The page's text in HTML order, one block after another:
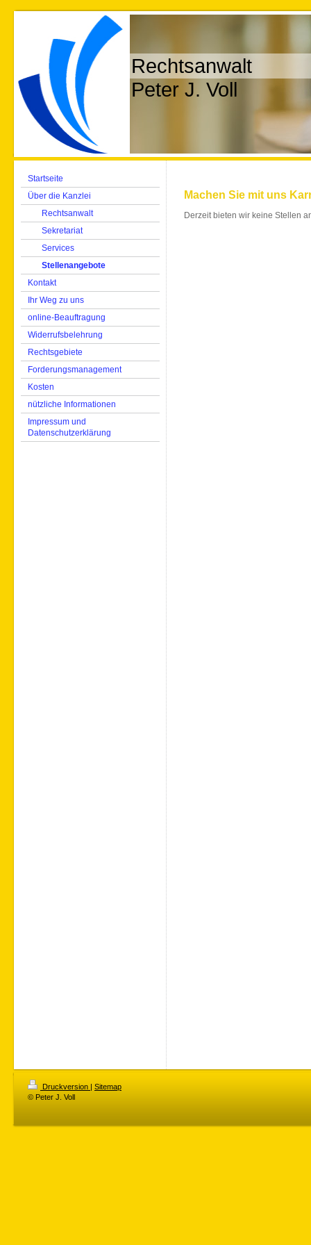
Rechtsanwalt
Peter J. Voll
Startseite
Über die Kanzlei
Rechtsanwalt
Sekretariat
Services
Stellenangebote
Kontakt
Ihr Weg zu uns
online-Beauftragung
Widerrufsbelehrung
Rechtsgebiete
Forderungsmanagement
Kosten
nützliche Informationen
Impressum und
Datenschutzerklärung
Machen Sie mit uns
Derzeit bieten wir keine Stellen
Druckversion | Sitemap
© Peter J. Voll